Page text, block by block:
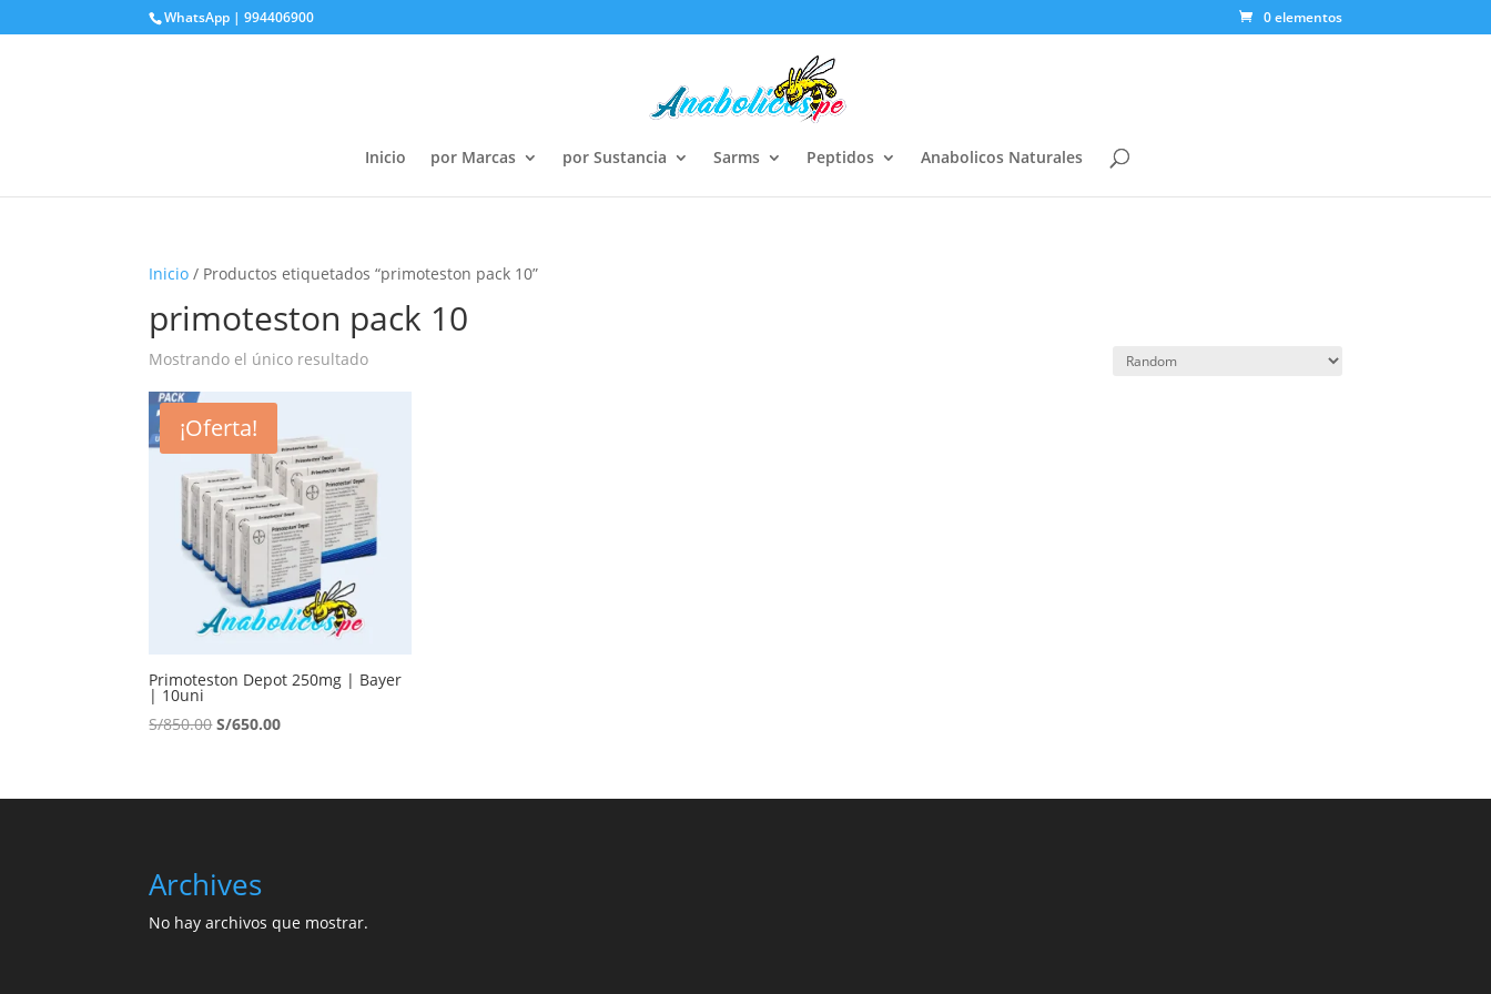
WhatsApp | 994406900 0 elementos
Inicio por Marcas por Sustancia Sarms Peptidos Anabolicos Naturales
Inicio / Productos etiquetados “primoteston pack 10”
primoteston pack 10
Mostrando el único resultado
¡Oferta!
Primoteston Depot 250mg | Bayer
| 10uni
S/850.00El
era:
S/650.00El
es:
Archives
No hay archivos que mostrar.